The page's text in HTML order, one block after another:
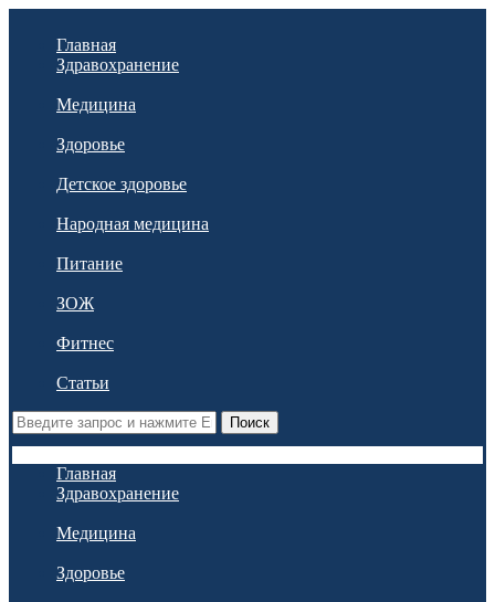
Главная
Здравохранение
Медицина
Здоровье
Детское здоровье
Народная медицина
Питание
ЗОЖ
Фитнес
Статьи
Поиск
Главная
Здравохранение
Медицина
Здоровье